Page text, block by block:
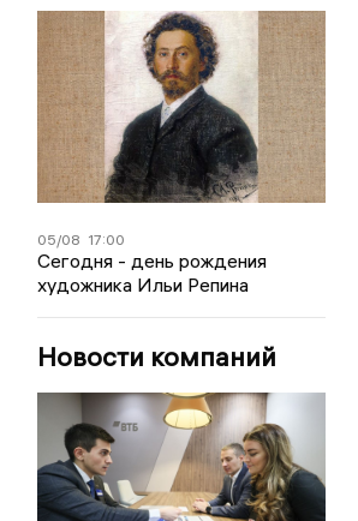
05/08 17:00
Сегодня - день рождения
художника Ильи Репина
Новости компаний